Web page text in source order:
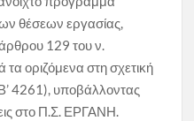
θέσεων εργασίας,
129 του ν.
οριζόμενα στη σχετική
4261), υποβάλλοντας
στο Π.Σ. ΕΡΓΑΝΗ.